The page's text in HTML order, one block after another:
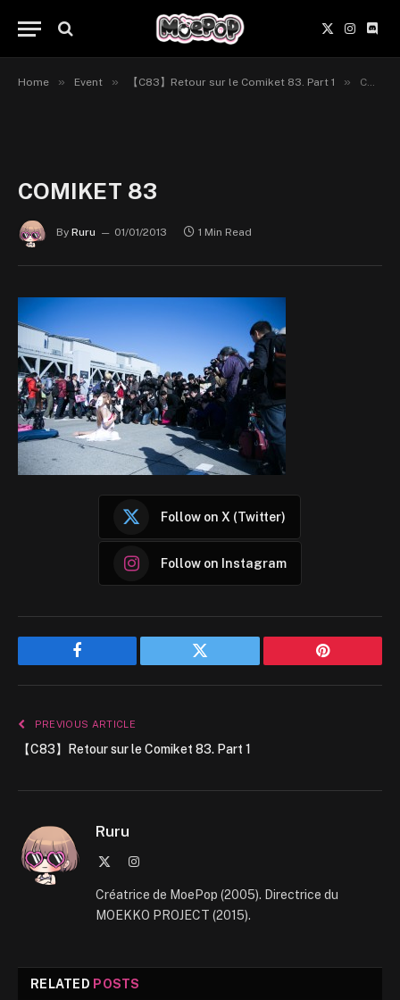
X
(Twitter)
Home » Event » 【C83】Retour sur le Comiket 83. Part 1 » COMIKET 83
COMIKET 83
By Ruru 01/01/2013 1 Min Read
Follow on X (Twitter)
Follow on Instagram
Facebook Twitter Pinterest
PREVIOUS ARTICLE
【C83】Retour sur le Comiket 83. Part 1
Ruru
Instagram
Créatrice de MoePop (2005). Directrice du
MOEKKO PROJECT (2015).
RELATED POSTS